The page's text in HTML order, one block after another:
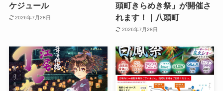
ケジュール
2026年7月28日
頭町きらめき祭」が開催さ
れます！｜八頭町
2026年7月28日